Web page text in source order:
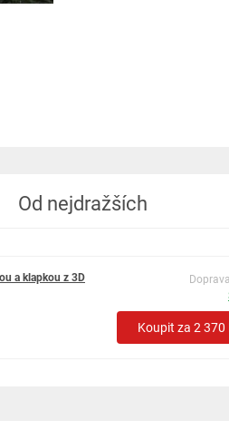
Od nejdražších
a klapkou z 3D
Koupit za 2 370